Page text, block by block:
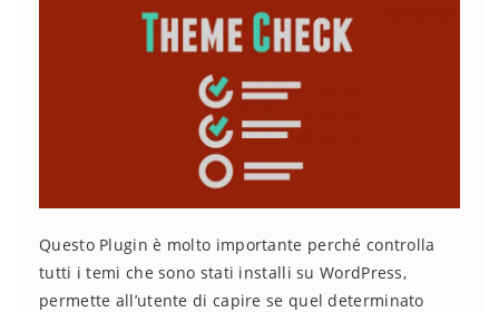
Questo Plugin è molto importante perché controlla
tutti i temi che sono stati installi su WordPress,
permette all’utente di capire se quel determinato